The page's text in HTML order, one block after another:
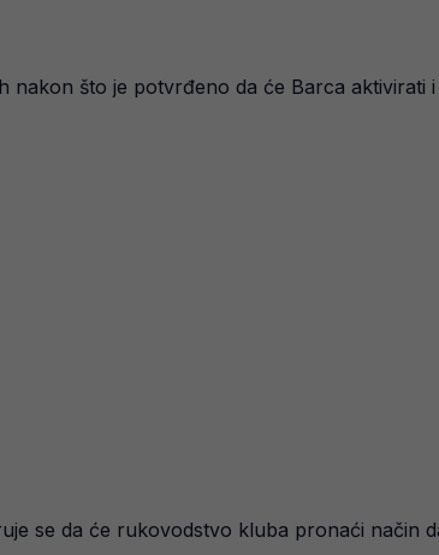
što je potvrđeno da će Barca aktivirati
se da će rukovodstvo kluba pronaći način